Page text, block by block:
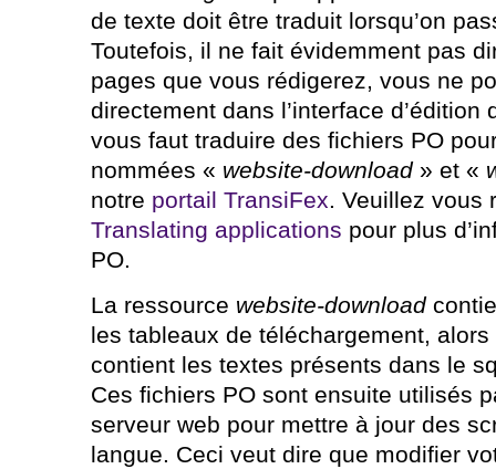
de texte doit être traduit lorsqu’on
Toutefois, il ne fait évidemment pas
pages que vous rédigerez, vous ne
directement dans l’interface
vous faut traduire des fichiers PO
nommées « website-download» et «
notre portail TransiFex. Veuillez vous
Translating applications pour plus
PO.
La ressource website-download
les tableaux de téléchargement,
contient les textes présents dans le
Ces fichiers PO sont ensuite utilisés
serveur web pour mettre à jour des
langue. Ceci veut dire que modifier